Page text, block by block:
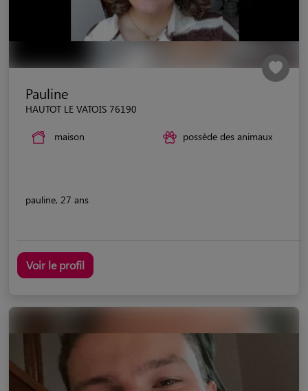
Pauline
HAUTOT LE VATOIS 76190
maison possède des animaux
pauline, 27 ans
Voir le profil